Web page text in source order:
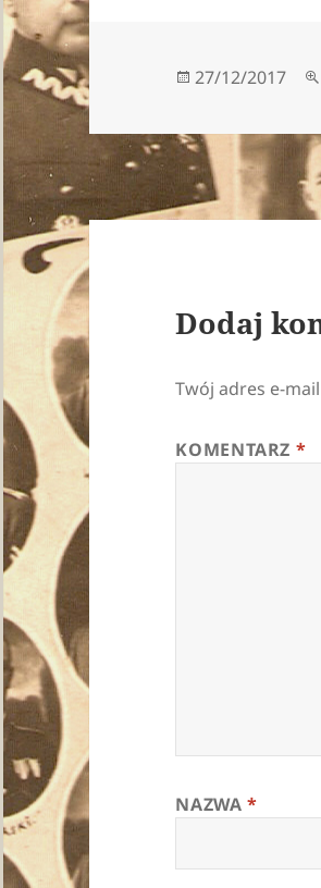
Data
27/12/2017
Dodaj
Twój adres e-
KOMENTARZ *
NAZWA*